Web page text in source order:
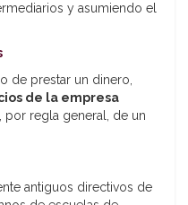
y asumiendo el
de prestar un dinero,
de la empresa
por regla general, de un
antiguos directivos de